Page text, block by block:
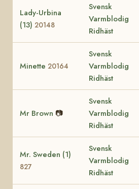
Lady-Urbina
(13) 20148
Svensk
Varmblodig
Ridhäst
Minette 20164
Svensk
Varmblodig
Ridhäst
Mr Brown 📷
Svensk
Varmblodig
Ridhäst
Mr. Sweden (1)
827
Svensk
Varmblodig
Ridhäst